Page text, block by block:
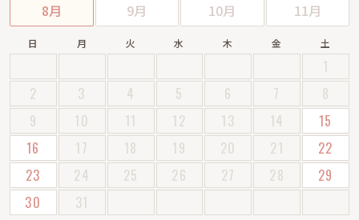
8月 9月 10月 11月
日 月 火 水 木 金 土
1
2
3 4 5 6 7
8
9
10 11 12 13 14
15
16
17 18 19 20 21
22
23
24 25 26 27 28
29
30
31